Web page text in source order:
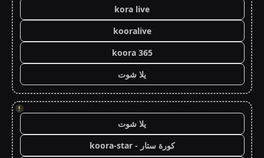
kora live
kooralive
koora 365
يلا شوت
!
يلا شوت
كورة ستار - koora-star